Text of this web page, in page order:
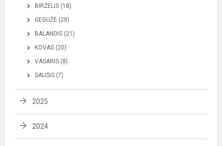
BIRŽELIS (18)
GEGUŽĖ (28)
BALANDIS (21)
KOVAS (20)
VASARIS (8)
SAUSIS (7)
2025
2024